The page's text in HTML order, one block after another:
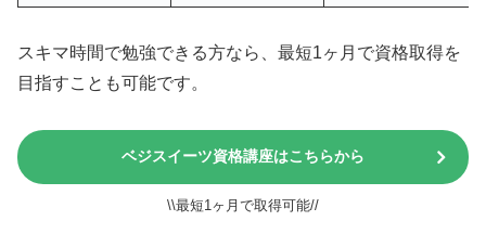
スキマ時間で勉強できる方なら、最短1ヶ月で資格取得を
目指すことも可能です。
ベジスイーツ資格講座はこちらから
\\最短1ヶ月で取得可能//